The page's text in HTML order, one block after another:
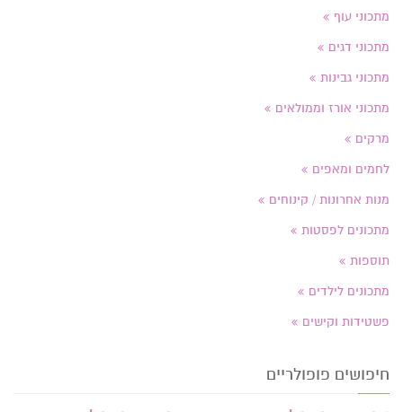
מתכוני עוף
מתכוני דגים
מתכוני גבינות
מתכוני אורז וממולאים
מרקים
לחמים ומאפים
מנות אחרונות / קינוחים
מתכונים לפסטות
תוספות
מתכונים לילדים
פשטידות וקישים
חיפושים פופולריים